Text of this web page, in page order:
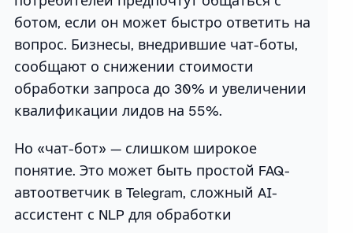
ботом, если он может быстро ответить на
вопрос. Бизнесы, внедрившие чат-боты,
сообщают о снижении стоимости
обработки запроса до 30% и увеличении
квалификации лидов на 55%.
Но «чат-бот» — слишком широкое
понятие. Это может быть простой FAQ-
автоответчик в Telegram, сложный AI-
ассистент с NLP для обработки